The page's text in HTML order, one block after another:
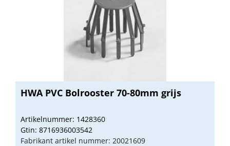
HWA PVC Bolrooster 70-80mm grijs
Artikelnummer: 1428360
Gtin: 8716936003542
Fabrikant artikel nummer: 20021609